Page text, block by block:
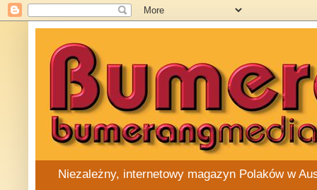
Niezależny, internetowy magazyn Polaków w